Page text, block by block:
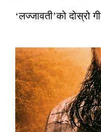
‘लज्जावती’को दोस्रो